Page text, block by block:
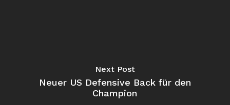
Next Post
Neuer US Defensive Back für den
Champion